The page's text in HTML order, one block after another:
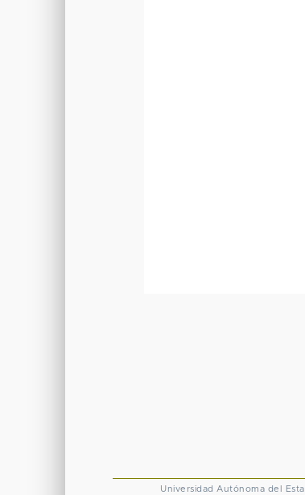
Universidad Autónoma del